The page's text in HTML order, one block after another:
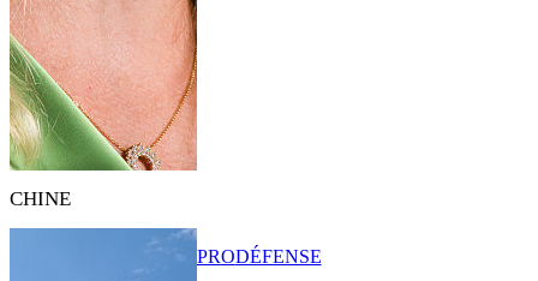
CHINE
PRODÉFENSE